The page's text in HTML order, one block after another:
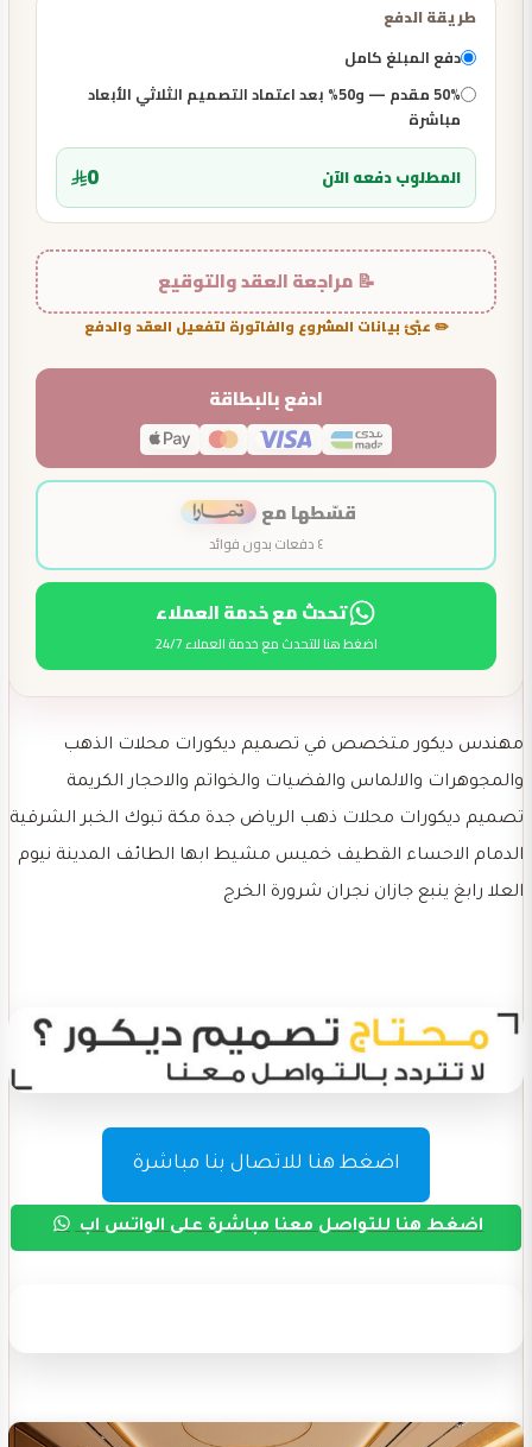
طريقة الدفع
دفع المبلغ كامل
50% مقدم — و50% بعد اعتماد التصميم الثلاثي الأبعاد
مباشرة
المطلوب دفعه الآن 0
📝 مراجعة العقد والتوقيع
✏️ عبّئ بيانات المشروع والفاتورة لتفعيل العقد والدفع
ادفع بالبطاقة
قسّطها مع
٤ دفعات بدون فوائد
تحدث مع خدمة العملاء
اضغط هنا للتحدث مع خدمة العملاء 24/7
مهندس ديكور متخصص في تصميم ديكورات محلات الذهب
والمجوهرات والالماس والفضيات والخواتم والاحجار الكريمة
تصميم ديكورات محلات ذهب الرياض جدة مكة تبوك الخبر الشرقية
الدمام الاحساء القطيف خميس مشيط ابها الطائف المدينة نيوم
العلا رابغ ينبع جازان نجران شرورة الخرج
اضغط هنا للاتصال بنا مباشرة
اضغط هنا للتواصل معنا مباشرة على الواتس اب